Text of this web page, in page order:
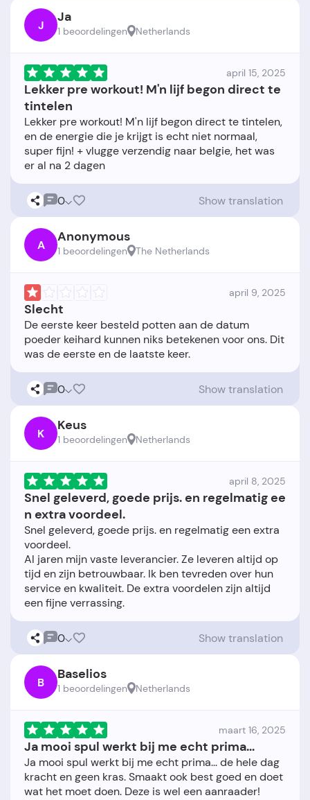
J Ja
1 beoordelingen Netherlands
april 15, 2025
Lekker pre workout! M'n lijf begon direct te
tintelen
Lekker pre workout! M'n lijf begon direct te tintelen,
en de energie die je krijgt is echt niet normaal,
super fijn! + vlugge verzendig naar belgie, het was
0 Show translation
A Anonymous
1 beoordelingen The Netherlands
april 9, 2025
Slecht
De eerste keer besteld potten aan de datum
poeder keihard kunnen niks betekenen voor ons. Dit
0 Show translation
K Keus
1 beoordelingen Netherlands
april 8, 2025
Snel geleverd, goede prijs. en regelmatig ee
n extra voordeel.
Snel geleverd, goede prijs. en regelmatig een extra
voordeel.
Al jaren mijn vaste leverancier. Ze leveren altijd op
tijd en zijn betrouwbaar. Ik ben tevreden over hun
service en kwaliteit. De extra voordelen zijn altijd
0 Show translation
B Baselios
1 beoordelingen Netherlands
maart 16, 2025
Ja mooi spul werkt bij me echt prima...
Ja mooi spul werkt bij me echt prima... de hele dag
kracht en geen kras. Smaakt ook best goed en doet